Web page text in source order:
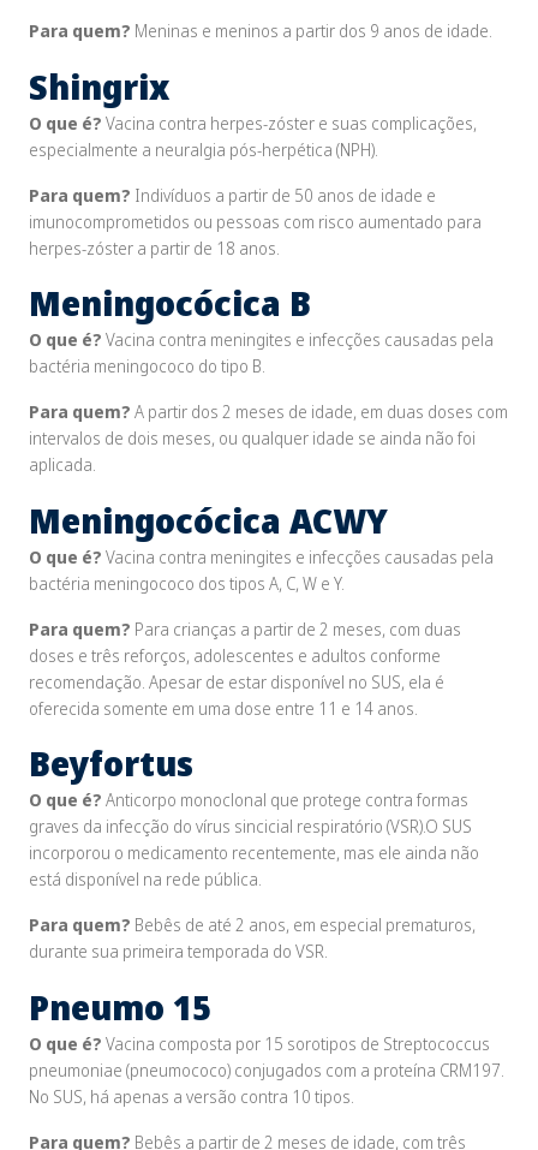
Para quem? Meninas e meninos a partir dos 9 anos de idade.
Shingrix
O que é? Vacina contra herpes-zóster e suas complicações,
especialmente a neuralgia pós-herpética (NPH).
Para quem? Indivíduos a partir de 50 anos de idade e
imunocomprometidos ou pessoas com risco aumentado para
herpes-zóster a partir de 18 anos.
Meningocócica B
O que é? Vacina contra meningites e infecções causadas pela
bactéria meningococo do tipo B.
Para quem? A partir dos 2 meses de idade, em duas doses com
intervalos de dois meses, ou qualquer idade se ainda não foi
aplicada.
Meningocócica ACWY
O que é? Vacina contra meningites e infecções causadas pela
bactéria meningococo dos tipos A, C, W e Y.
Para quem? Para crianças a partir de 2 meses, com duas
doses e três reforços, adolescentes e adultos conforme
recomendação. Apesar de estar disponível no SUS, ela é
oferecida somente em uma dose entre 11 e 14 anos.
Beyfortus
O que é? Anticorpo monoclonal que protege contra formas
graves da infecção do vírus sincicial respiratório (VSR).O SUS
incorporou o medicamento recentemente, mas ele ainda não
está disponível na rede pública.
Para quem? Bebês de até 2 anos, em especial prematuros,
durante sua primeira temporada do VSR.
Pneumo 15
O que é? Vacina composta por 15 sorotipos de Streptococcus
pneumoniae (pneumococo) conjugados com a proteína CRM197.
No SUS, há apenas a versão contra 10 tipos.
Para quem? Bebês a partir de 2 meses de idade, com três